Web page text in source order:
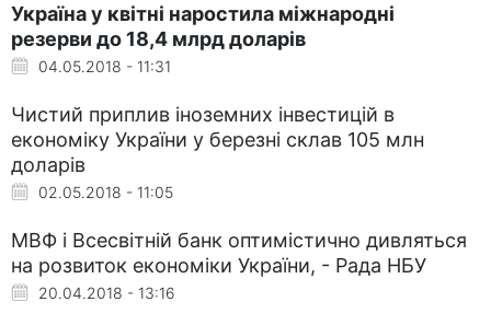
Україна у квітні наростила міжнародні
резерви до 18,4 млрд доларів
04.05.2018 - 11:31
Чистий приплив іноземних інвестицій в
економіку України у березні склав 105 млн
доларів
02.05.2018 - 11:05
МВФ і Всесвітній банк оптимістично дивляться
на розвиток економіки України, - Рада НБУ
20.04.2018 - 13:16